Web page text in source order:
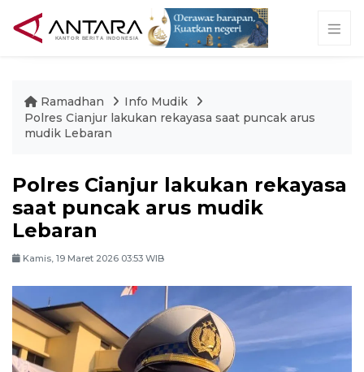
Ramadhan
Info Mudik
Polres Cianjur lakukan rekayasa saat puncak arus
mudik Lebaran
Polres Cianjur lakukan rekayasa
saat puncak arus mudik
Lebaran
Kamis, 19 Maret 2026 03:53 WIB